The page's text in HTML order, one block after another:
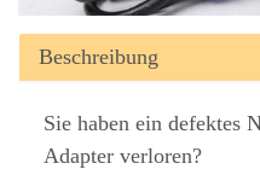
Beschreibung
Sie haben ein defektes
Adapter verloren?